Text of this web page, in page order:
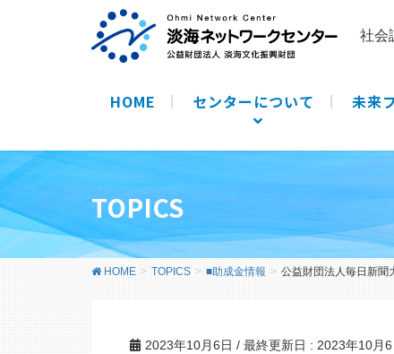
社会
HOME センターについて 未来
TOPICS
HOME TOPICS ■助成金情報 公益財団法人毎日新聞
2023年10月6日 / 最終更新日 : 2023年10月6